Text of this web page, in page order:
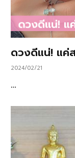
ดวงดีแน่! แค่
2024/02/21
…